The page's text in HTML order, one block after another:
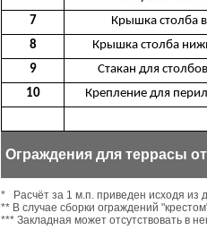
7
Крышка столба
8
Крышка столба
9
Стакан для
10
Крепление для
Ограждения для террасы
* Расчёт за 1 м.п. приведен исходя из
** В случае сборки ограждений
*** Закладная может отсутствовать в